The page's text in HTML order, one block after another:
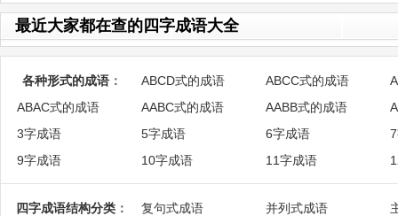
最近大家都在查的四字成语大全
各种形式的成语 ： ABCD式的成语 ABCC式的成语
ABAC式的成语
AABC式的成语 AABB式的成语
3字成语
5字成语 6字成语
9字成语
10字成语 11字成语
四字成语结构分类 ： 复句式成语 并列式成语